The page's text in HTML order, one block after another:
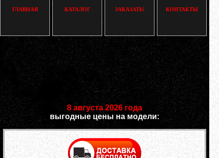
ГЛАВНАЯ КАТАЛОГ ЗАКАЗАТЬ! КОНТАКТЫ
8 августа 2026 года
выгодные цены на модели: